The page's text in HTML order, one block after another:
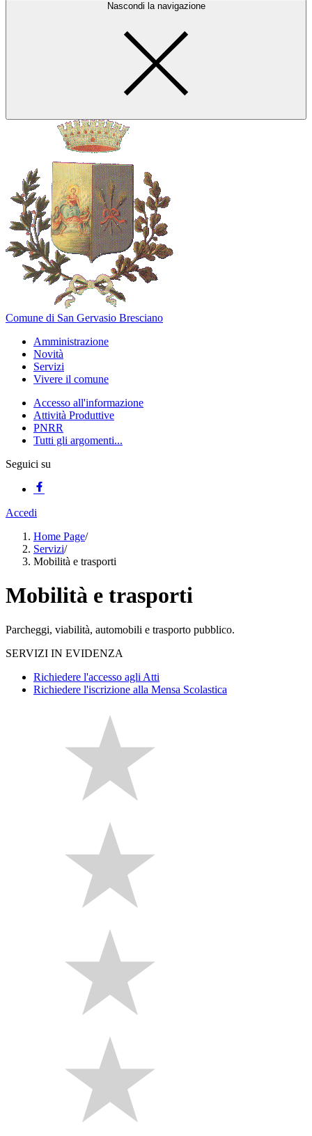
Nascondi la navigazione
Comune di San Gervasio Bresciano
Amministrazione
Novità
Servizi
Vivere il comune
Accesso all'informazione
Attività Produttive
PNRR
Tutti gli argomenti...
Seguici su
Accedi
Home Page/
Servizi/
Mobilità e trasporti
Mobilità e trasporti
Parcheggi, viabilità, automobili e trasporto pubblico.
SERVIZI IN EVIDENZA
Richiedere l'accesso agli Atti
Richiedere l'iscrizione alla Mensa Scolastica